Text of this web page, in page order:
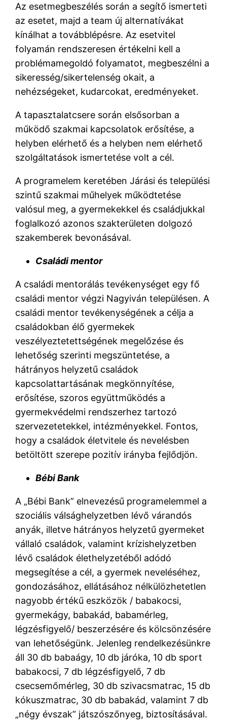
Az esetmegbeszélés során a segítő ismerteti
az esetet, majd a team új alternatívákat
kínálhat a továbblépésre. Az esetvitel
folyamán rendszeresen értékelni kell a
problémamegoldó folyamatot, megbeszélni a
sikeresség/sikertelenség okait, a
nehézségeket, kudarcokat, eredményeket.
A tapasztalatcsere során elsősorban a
működő szakmai kapcsolatok erősítése, a
helyben elérhető és a helyben nem elérhető
szolgáltatások ismertetése volt a cél.
A programelem keretében Járási és települési
szintű szakmai műhelyek működtetése
valósul meg, a gyermekekkel és családjukkal
foglalkozó azonos szakterületen dolgozó
szakemberek bevonásával.
Családi mentor
A családi mentorálás tevékenységet egy fő
családi mentor végzi Nagyiván településen. A
családi mentor tevékenységének a célja a
családokban élő gyermekek
veszélyeztetettségének megelőzése és
lehetőség szerinti megszüntetése, a
hátrányos helyzetű családok
kapcsolattartásának megkönnyítése,
erősítése, szoros együttműködés a
gyermekvédelmi rendszerhez tartozó
szervezetetekkel, intézményekkel. Fontos,
hogy a családok életvitele és nevelésben
betöltött szerepe pozitív irányba fejlődjön.
Bébi Bank
A „Bébi Bank” elnevezésű programelemmel a
szociális válsághelyzetben lévő várandós
anyák, illetve hátrányos helyzetű gyermeket
vállaló családok, valamint krízishelyzetben
lévő családok élethelyzetéből adódó
megsegítése a cél, a gyermek neveléséhez,
gondozásához, ellátásához nélkülözhetetlen
nagyobb értékű eszközök / babakocsi,
gyermekágy, babakád, babamérleg,
légzésfigyelő/ beszerzésére és kölcsönzésére
van lehetőségünk. Jelenleg rendelkezésünkre
áll 30 db babaágy, 10 db járóka, 10 db sport
babakocsi, 7 db légzésfigyelő, 7 db
csecsemőmérleg, 30 db szivacsmatrac, 15 db
kókuszmatrac, 30 db babakád, valamint 7 db
„négy évszak” játszószőnyeg, biztosításával.